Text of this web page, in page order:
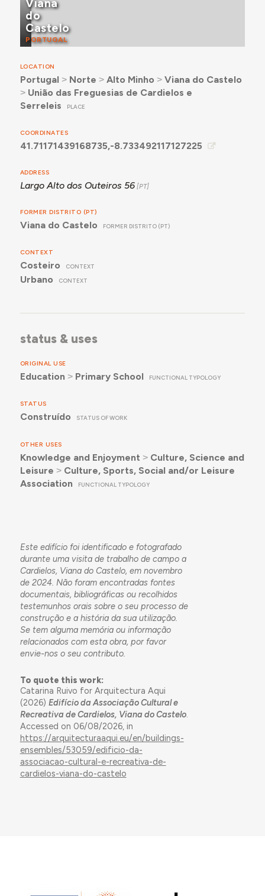
Viana
do
Castelo
PORTUGAL
LOCATION
Portugal ˃ Norte ˃ Alto Minho ˃ Viana do Castelo
˃ União das Freguesias de Cardielos e
Serreleis
PLACE
COORDINATES
41.71171439168735,-8.733492117127225
ADDRESS
Largo Alto dos Outeiros 56
FORMER DISTRITO (PT)
Viana do Castelo FORMER DISTRITO (PT)
CONTEXT
Costeiro CONTEXT
Urbano CONTEXT
status & uses
ORIGINAL USE
Education ˃ Primary School FUNCTIONAL TYPOLOGY
STATUS
Construído STATUS OF WORK
OTHER USES
Knowledge and Enjoyment ˃ Culture, Science and
Leisure ˃ Culture, Sports, Social and/or Leisure
Association
FUNCTIONAL TYPOLOGY
Este edifício foi identificado e fotografado
durante uma visita de trabalho de campo a
Cardielos, Viana do Castelo, em novembro
de 2024. Não foram encontradas fontes
documentais, bibliográficas ou recolhidos
testemunhos orais sobre o seu processo de
construção e a história da sua utilização.
Se tem alguma memória ou informação
relacionados com esta obra, por favor
envie-nos o seu contributo.
To quote this work:
Catarina Ruivo for Arquitectura Aqui
(2026) Edifício da Associação Cultural e
Recreativa de Cardielos, Viana do Castelo.
Accessed on 06/08/2026, in
https://arquitecturaaqui.eu/en/buildings-
ensembles/53059/edificio-da-
associacao-cultural-e-recreativa-de-
cardielos-viana-do-castelo